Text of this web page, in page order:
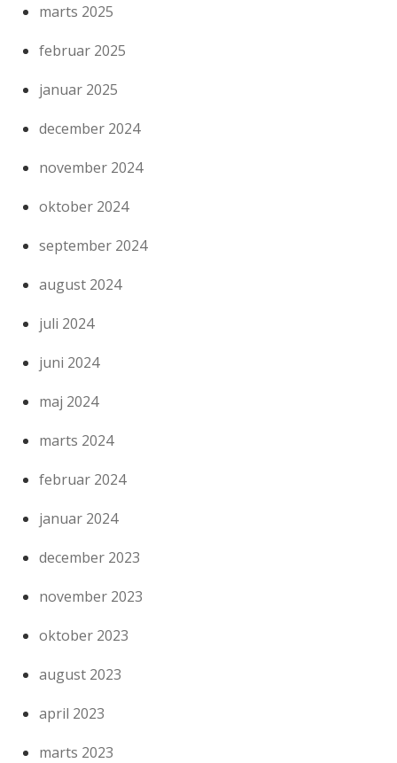
marts 2025
februar 2025
januar 2025
december 2024
november 2024
oktober 2024
september 2024
august 2024
juli 2024
juni 2024
maj 2024
marts 2024
februar 2024
januar 2024
december 2023
november 2023
oktober 2023
august 2023
april 2023
marts 2023